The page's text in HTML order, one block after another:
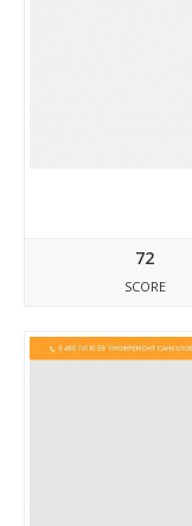
72
SCORE